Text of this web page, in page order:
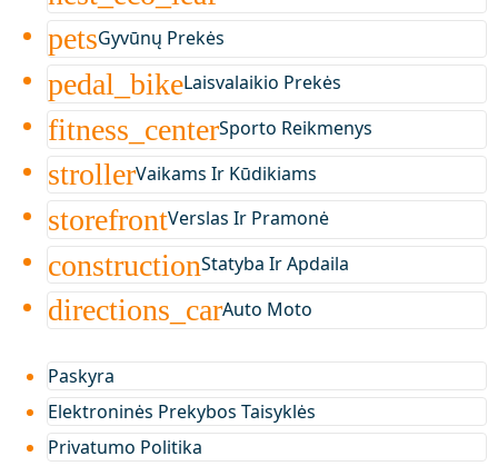
petsGyvūnų Prekės
pedal_bikeLaisvalaikio Prekės
fitness_centerSporto Reikmenys
strollerVaikams Ir Kūdikiams
storefrontVerslas Ir Pramonė
constructionStatyba Ir Apdaila
directions_carAuto Moto
Paskyra
Elektroninės Prekybos Taisyklės
Privatumo Politika